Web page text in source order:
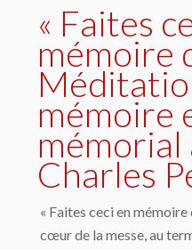
« Faites
mémoire
mémoire
Charles
« Faites ceci en
cœur de la messe, au